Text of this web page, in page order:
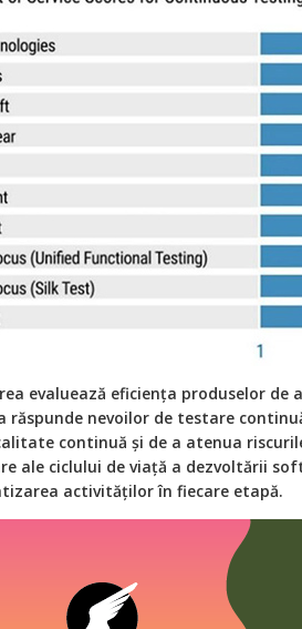
evaluează eficiența produselor
răspunde nevoilor de testare
continuă și de a atenua
ale ciclului de viață a dezvoltării
activităților în fiecare etapă.